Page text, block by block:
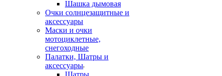
Шашка дымовая
Очки солнцезащитные и
аксессуары
Маски и очки
мотоциклетные,
снегоходные
Палатки, Шатры и
аксессуары
Шатры